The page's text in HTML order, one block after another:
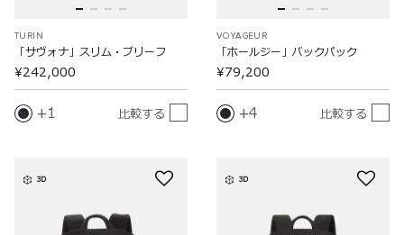
TURIN
「サヴォナ」スリム・ブリーフ
¥242,000
1 比較する
VOYAGEUR
「ホールジー」バックパック
¥79,200
4 比較する
3D 3D